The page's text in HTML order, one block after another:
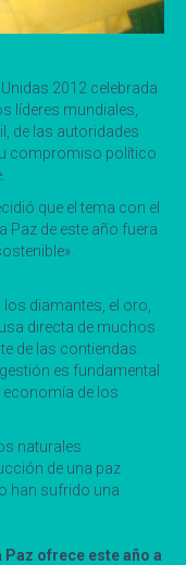
2012 celebrada
líderes mundiales,
de las autoridades
compromiso político
que el tema con el
Paz de este año fuera
diamantes, el oro,
directa de muchos
de las contiendas.
es fundamental
economía de los
naturales
de una paz
han sufrido una
Paz ofrece este año a